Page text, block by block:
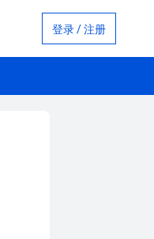
登录 / 注册